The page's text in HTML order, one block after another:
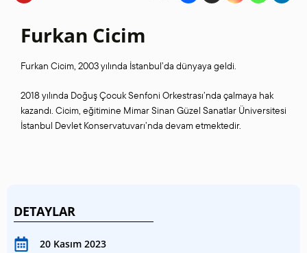
Furkan Cicim
Furkan Cicim, 2003 yılında İstanbul’da dünyaya geldi.
2018 yılında Doğuş Çocuk Senfoni Orkestrası’nda çalmaya hak
kazandı. Cicim, eğitimine Mimar Sinan Güzel Sanatlar Üniversitesi
İstanbul Devlet Konservatuvarı’nda devam etmektedir.
DETAYLAR
20 Kasım 2023